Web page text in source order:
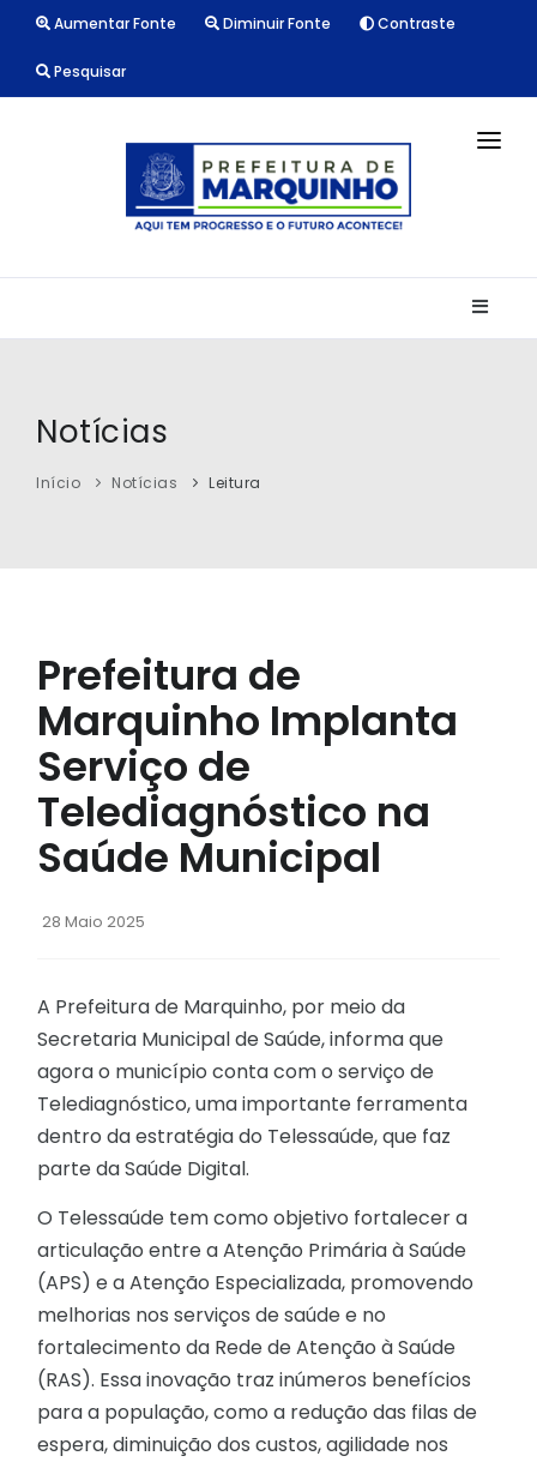
Aumentar Fonte Diminuir Fonte Contraste
Pesquisar
CONTATO
Notícias
Início Notícias Leitura
Prefeitura de
Marquinho Implanta
Serviço de
Telediagnóstico na
Saúde Municipal
28 Maio 2025
A Prefeitura de Marquinho, por meio da
Secretaria Municipal de Saúde, informa que
agora o município conta com o serviço de
Telediagnóstico, uma importante ferramenta
dentro da estratégia do Telessaúde, que faz
parte da Saúde Digital.
O Telessaúde tem como objetivo fortalecer a
articulação entre a Atenção Primária à Saúde
(APS) e a Atenção Especializada, promovendo
melhorias nos serviços de saúde e no
fortalecimento da Rede de Atenção à Saúde
(RAS). Essa inovação traz inúmeros benefícios
para a população, como a redução das filas de
espera, diminuição dos custos, agilidade nos